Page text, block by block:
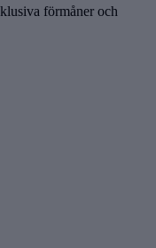
förmåner och